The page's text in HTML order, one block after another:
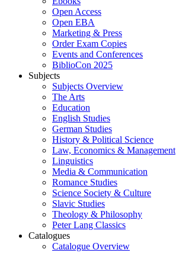
Open Access
Open EBA
Marketing & Press
Order Exam Copies
Events and Conferences
BiblioCon 2025
Subjects
Subjects Overview
The Arts
Education
English Studies
German Studies
History & Political Science
Law, Economics & Management
Linguistics
Media & Communication
Romance Studies
Science Society & Culture
Slavic Studies
Theology & Philosophy
Peter Lang Classics
Catalogues
Catalogue Overview